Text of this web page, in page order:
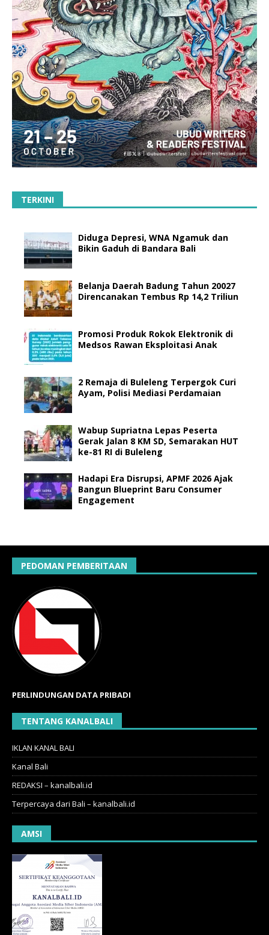
TERKINI
Diduga Depresi, WNA Ngamuk dan
Bikin Gaduh di Bandara Bali
Belanja Daerah Badung Tahun 20027
Direncanakan Tembus Rp 14,2 Triliun
Promosi Produk Rokok Elektronik di
Medsos Rawan Eksploitasi Anak
2 Remaja di Buleleng Terpergok Curi
Ayam, Polisi Mediasi Perdamaian
Wabup Supriatna Lepas Peserta
Gerak Jalan 8 KM SD, Semarakan HUT
ke-81 RI di Buleleng
Hadapi Era Disrupsi, APMF 2026 Ajak
Bangun Blueprint Baru Consumer
Engagement
PEDOMAN PEMBERITAAN
PERLINDUNGAN DATA PRIBADI
TENTANG KANALBALI
IKLAN KANAL BALI
Kanal Bali
REDAKSI – kanalbali.id
Terpercaya dari Bali – kanalbali.id
AMSI